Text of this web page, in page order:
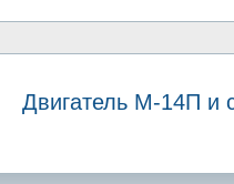
Двигатель М-14П и